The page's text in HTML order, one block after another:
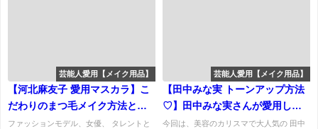
芸能人愛用【メイク用品】
【河北麻友子 愛用マスカラ】こ
だわりのまつ毛メイク方法と
は？ 愛用マスカラの特徴・口コ
ファッションモデル、女優、 タレントと
芸能人愛用【メイク用品】
【田中みな実 トーンアップ方法
♡】田中みな実さんが愛用して
いるトーンアップアイテム・メ
今回は、美容のカリスマで大人気の 田中